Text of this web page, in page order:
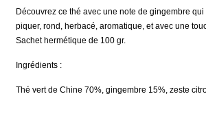
Découvrez ce thé avec une note de gingembre
piquer, rond, herbacé, aromatique, et avec une
Sachet hermétique de 100 gr.
Ingrédients :
Thé vert de Chine 70%, gingembre 15%, zeste